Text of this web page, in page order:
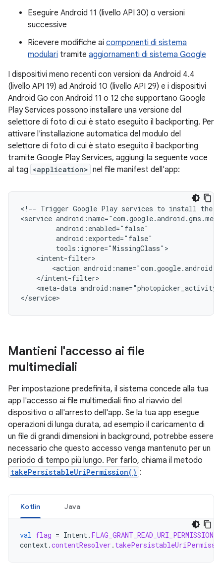
Eseguire Android 11 (livello API 30) o versioni
successive
Ricevere modifiche ai componenti di sistema
modulari tramite aggiornamenti di sistema Google
I dispositivi meno recenti con versioni da Android 4.4
(livello API 19) ad Android 10 (livello API 29) e i dispositivi
Android Go con Android 11 o 12 che supportano Google
Play Services possono installare una versione del
selettore di foto di cui è stato eseguito il backporting. Per
attivare l'installazione automatica del modulo del
selettore di foto di cui è stato eseguito il backporting
tramite Google Play Services, aggiungi la seguente voce
al tag <application> nel file manifest dell'app:
<!-- Trigger Google Play services to install the
<service
<action
<meta-data
Mantieni l'accesso ai file
multimediali
Per impostazione predefinita, il sistema concede alla tua
app l'accesso ai file multimediali fino al riavvio del
dispositivo o all'arresto dell'app. Se la tua app esegue
operazioni di lunga durata, ad esempio il caricamento di
un file di grandi dimensioni in background, potrebbe essere
necessario che questo accesso venga mantenuto per un
periodo di tempo più lungo. Per farlo, chiama il metodo
takePersistableUriPermission() :
Kotlin Java
val flag = Intent. FLAG_GRANT_READ_URI_PERMISSION
context.contentResolver .